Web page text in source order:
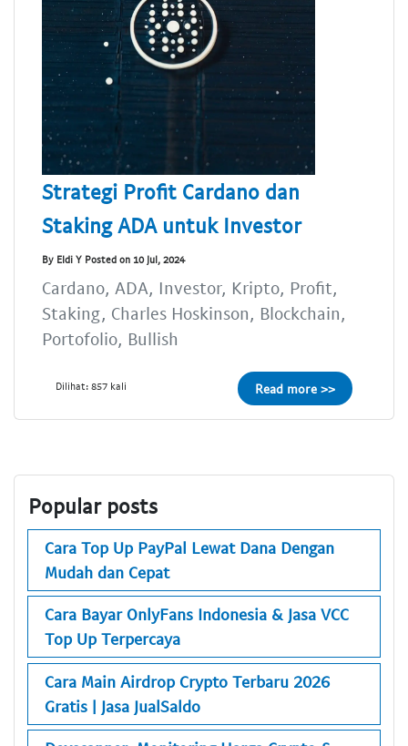
Strategi Profit Cardano dan
Staking ADA untuk Investor
By Eldi Y Posted on 10 Jul, 2024
Cardano, ADA, Investor, Kripto, Profit,
Staking, Charles Hoskinson, Blockchain,
Portofolio, Bullish
Dilihat: 857 kali Read more >>
Popular posts
Cara Top Up PayPal Lewat Dana Dengan
Mudah dan Cepat
Cara Bayar OnlyFans Indonesia & Jasa VCC
Top Up Terpercaya
Cara Main Airdrop Crypto Terbaru 2026
Gratis | Jasa JualSaldo